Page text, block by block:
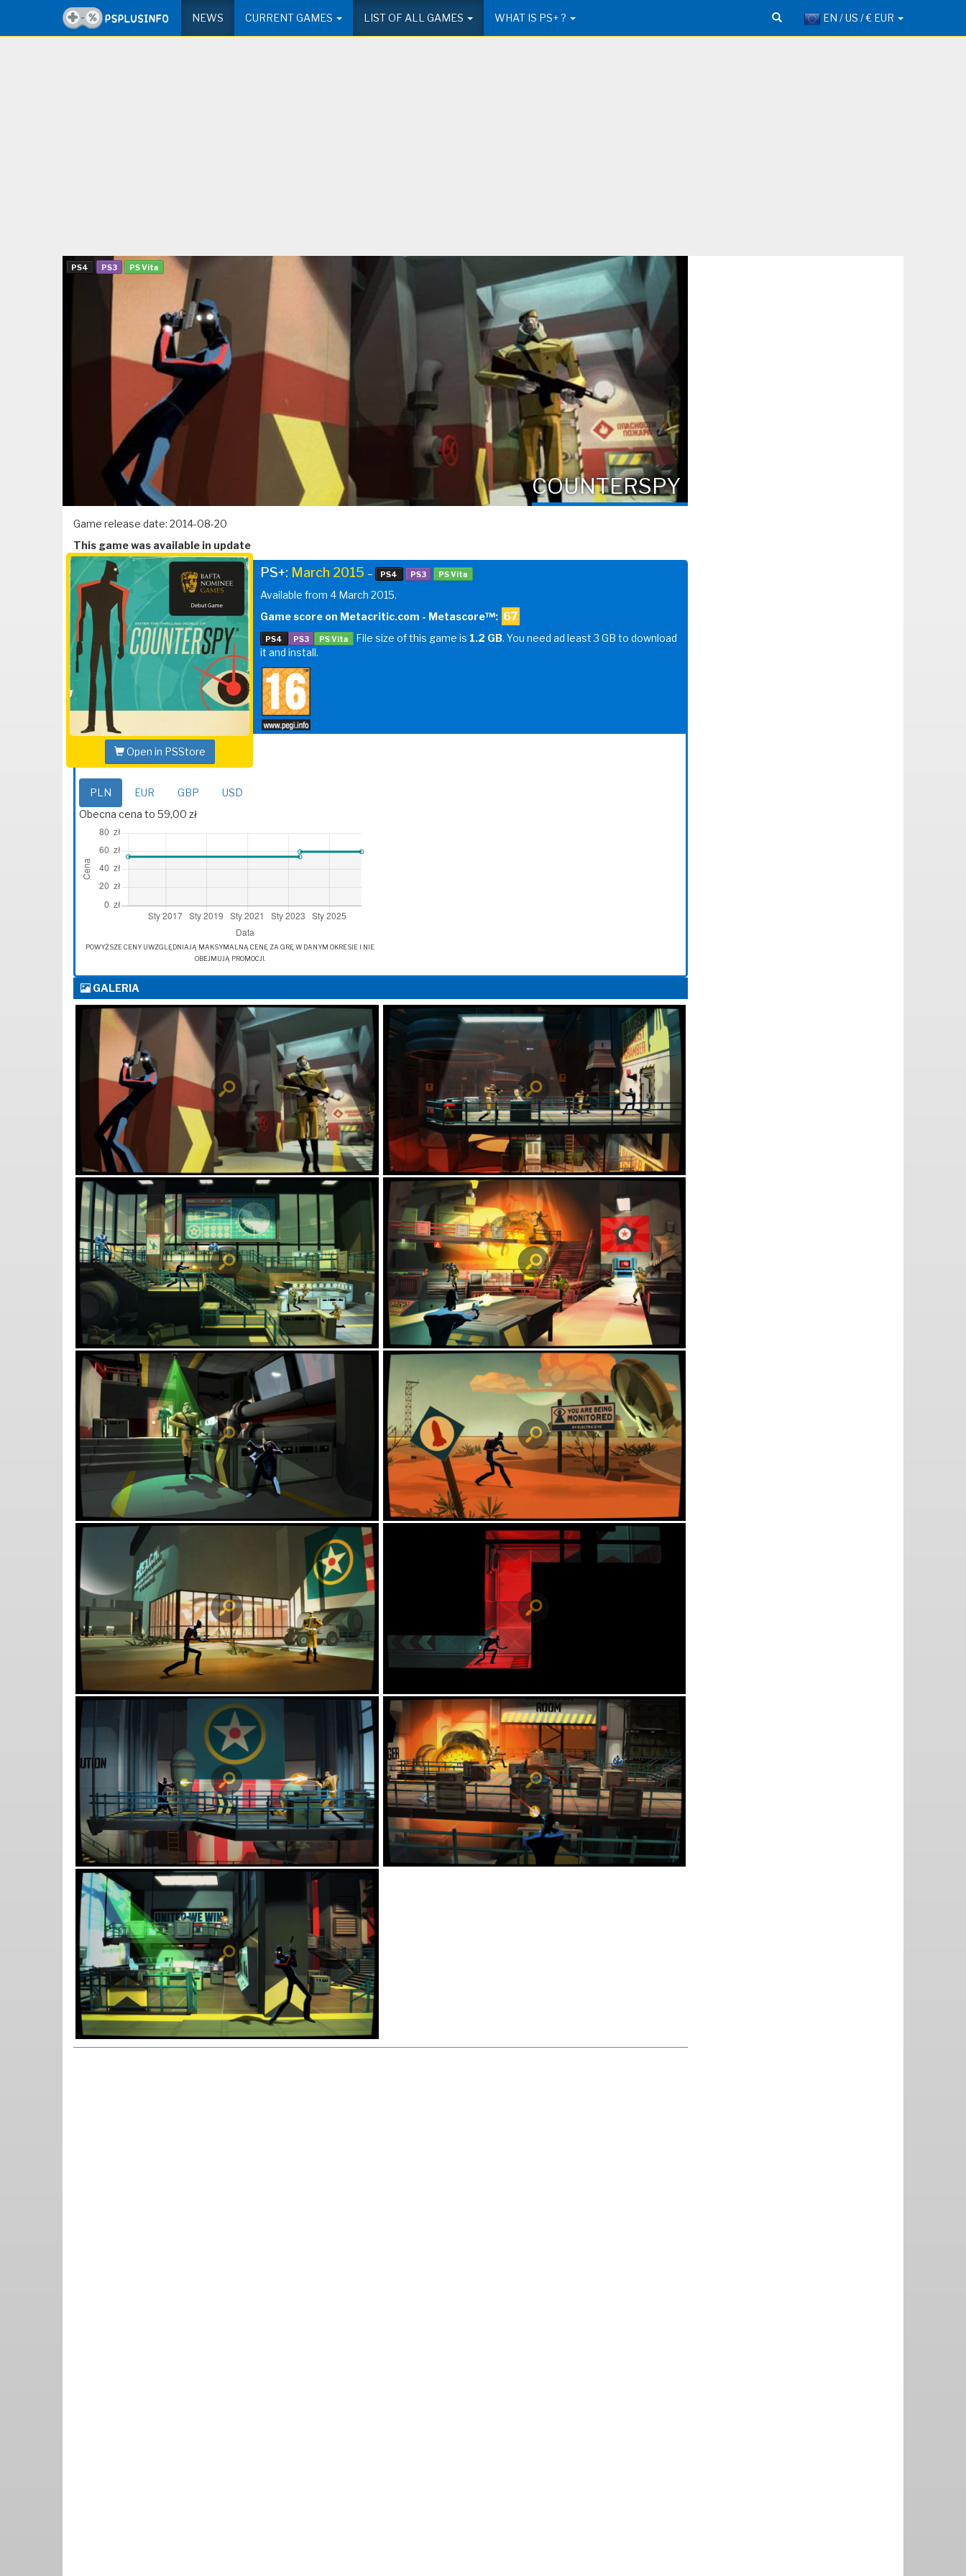
NEWS CURRENT GAMES LIST OF ALL GAMES WHAT IS PS+ ? EN / US / € EUR
PS4 PS3 PS Vita
COUNTERSPY
Game release date: 2014-08-20
This game was available in update
Open in PSStore
PS+: March 2015 – PS4 PS3 PS Vita
Available from 4 March 2015.
Game score on Metacritic.com - Metascore™: 67
PS4 PS3 PS Vita File size of this game is 1.2 GB. You need ad least 3 GB to download
it and install.
PLN EUR GBP
USD
Obecna cena to 59,00 zł
POWYŻSZE CENY UWZGLĘDNIAJĄ MAKSYMALNĄ CENĘ ZA GRĘ W DANYM OKRESIE I NIE
OBEJMUJĄ PROMOCJI.
GALERIA